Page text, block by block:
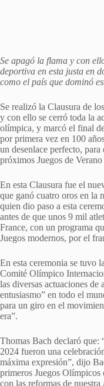
Se apagó la flama y con
deportiva en esta justa en
como el país que dominó
Se realizó la Clausura de
y con ello se cerró toda la
olímpica, y marcó el final
por primera vez en 100
un desenlace perfecto,
próximos Juegos de
En esta Clausura fue el
que ganó cuatro oros en la
quien dio paso a esta
antes de que unos 9 mil
France, con un programa
Juegos modernos, por el
En esta ceremonia se tuvo
Comité Olímpico
las diversas actuaciones de
entusiasmo” en todo el
para un giro en el
era”.
Thomas Bach declaró que:
2024 fueron una
máxima expresión”, dijo
primeros Juegos
con las reformas de